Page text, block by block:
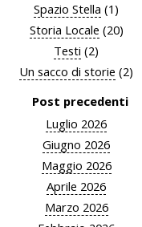
Spazio Stella (1)
Storia Locale (20)
Testi (2)
Un sacco di storie (2)
Post precedenti
Luglio 2026
Giugno 2026
Maggio 2026
Aprile 2026
Marzo 2026